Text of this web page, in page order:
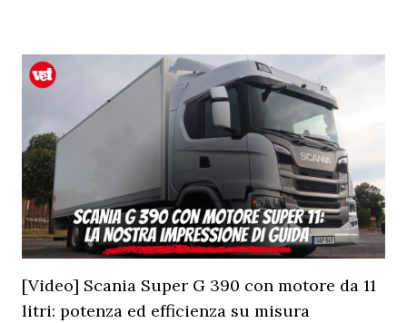
[Video] Scania Super G 390 con motore da 11
litri: potenza ed efficienza su misura